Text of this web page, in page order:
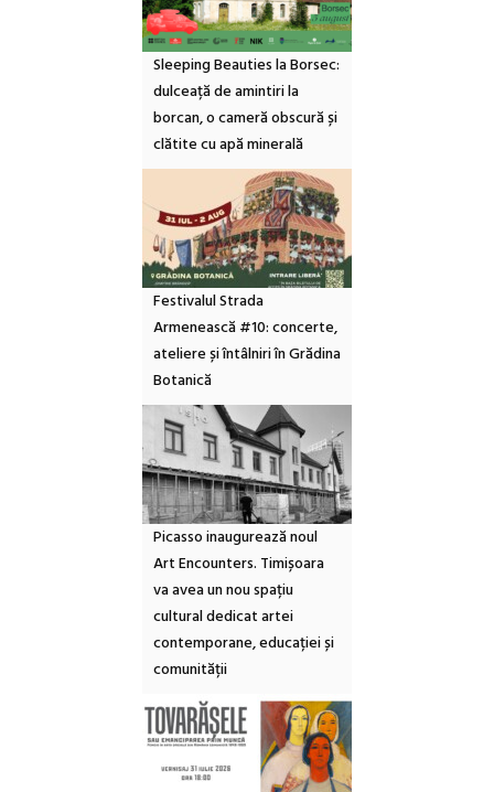
Sleeping Beauties la Borsec:
dulceață de amintiri la
borcan, o cameră obscură și
clătite cu apă minerală
Festivalul Strada
Armenească #10: concerte,
ateliere și întâlniri în Grădina
Botanică
Picasso inaugurează noul
Art Encounters. Timișoara
va avea un nou spațiu
cultural dedicat artei
contemporane, educației și
comunității